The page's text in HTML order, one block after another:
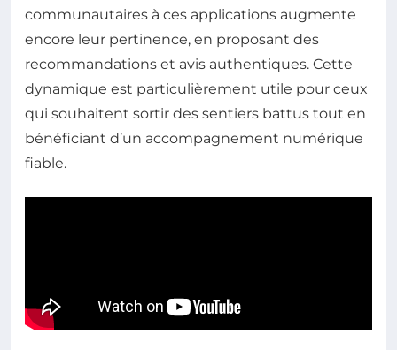
communautaires à ces applications augmente
encore leur pertinence, en proposant des
recommandations et avis authentiques. Cette
dynamique est particulièrement utile pour ceux
qui souhaitent sortir des sentiers battus tout en
bénéficiant d’un accompagnement numérique
fiable.